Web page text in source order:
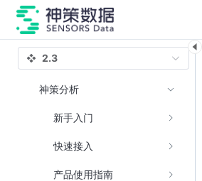
2.3
神策分析
新手入门
快速接入
产品使用指南